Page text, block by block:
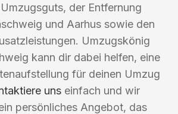
der Entfernung
und Aarhus sowie den
Umzugskönig
kann dir dabei helfen, eine
für deinen Umzug
uns einfach und wir
persönliches Angebot, das